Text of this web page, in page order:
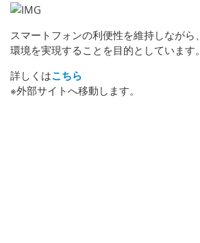
スマートフォンの利便性を維持しながら
環境を実現することを目的としています。
詳しくはこちら
※外部サイトへ移動します。